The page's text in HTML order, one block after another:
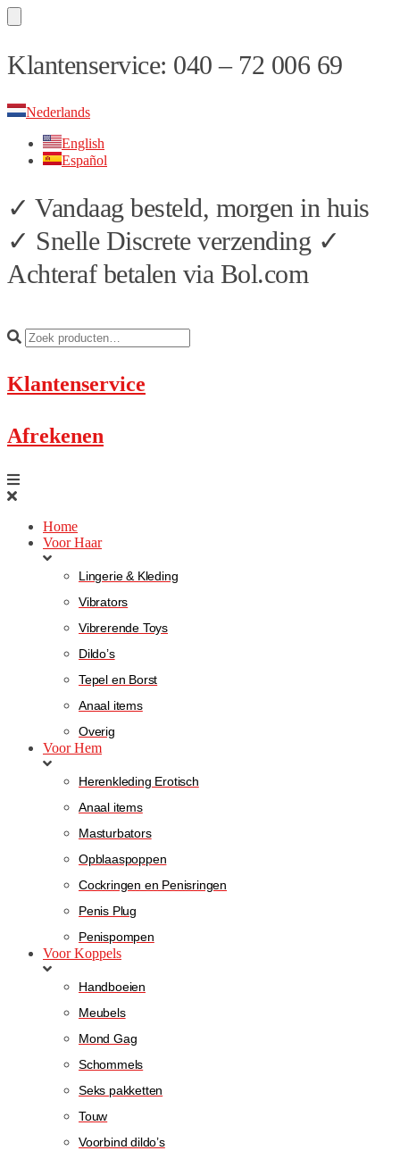
Skip
to
Skip
to
Klantenservice: 040 – 72 006 69
Nederlands
English
Español
✓ Vandaag besteld, morgen in huis
✓ Snelle Discrete verzending ✓
Achteraf betalen via Bol.com
Klantenservice
Afrekenen
Home
Voor Haar
Lingerie & Kleding
Vibrators
Vibrerende Toys
Dildo’s
Tepel en Borst
Anaal items
Overig
Voor Hem
Herenkleding Erotisch
Anaal items
Masturbators
Opblaaspoppen
Cockringen en Penisringen
Penis Plug
Penispompen
Voor Koppels
Handboeien
Meubels
Mond Gag
Schommels
Seks pakketten
Touw
Voorbind dildo’s